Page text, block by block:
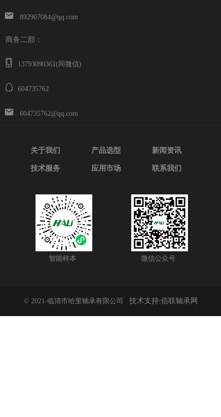
892907084@qq.com
商务二部：
13793090361(同微信)
604735762
604735762@qq.com
关于我们 产品选型 新闻资讯
技术服务 应用市场 联系我们
智能样本 微信公众号
© 2021-临清市哈里轴承有限公司 技术支持:佰联轴承网